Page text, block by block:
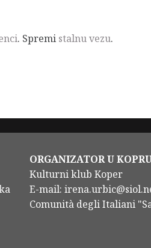
. Spremi stalnu vezu.
ORGANIZATOR U
Kulturni klub Koper
E-mail:
Comunità degli Italiani